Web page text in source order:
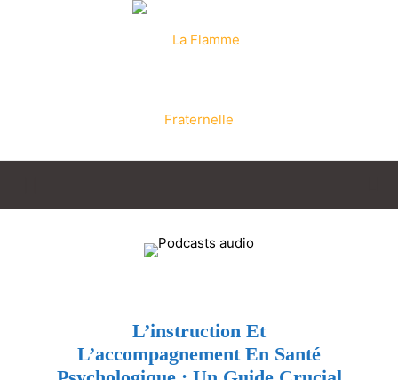
Fraternelle
L’instruction Et
L’accompagnement En Santé